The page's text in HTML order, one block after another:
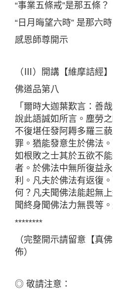
“事業五條戒”是那五條？
“日月晦望六時” 是那六時
感恩師尊開示
（Ⅲ）開講【維摩詰經】
佛道品第八
「爾時大迦葉歎言：善
說此語誠如所言。塵勞
不復堪任發阿耨多羅三
罪。猶能發意生於佛法
如根敗之士其於五欲不
者。於佛法中無所復益
利。凡夫於佛法有返復
何？凡夫聞佛法能起無
聞終身聞佛法力無畏等
********
（完整開示請留意【真
佈）
◎ 敬請注意：